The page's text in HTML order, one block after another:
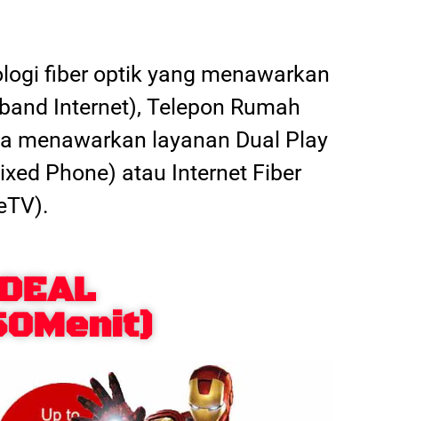
fiber optik yang menawarkan
Internet), Telepon Rumah
menawarkan layanan Dual Play
Phone) atau Internet Fiber